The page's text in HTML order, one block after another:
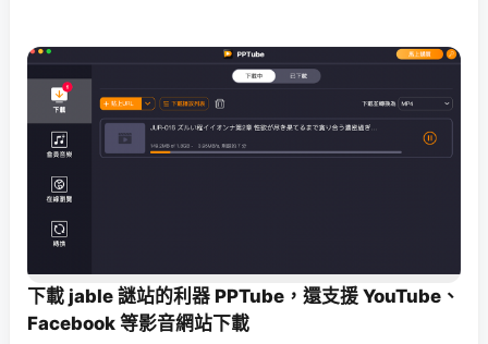
下載 jable 謎站的利器 PPTube，還支援 YouTube、
Facebook 等影音網站下載